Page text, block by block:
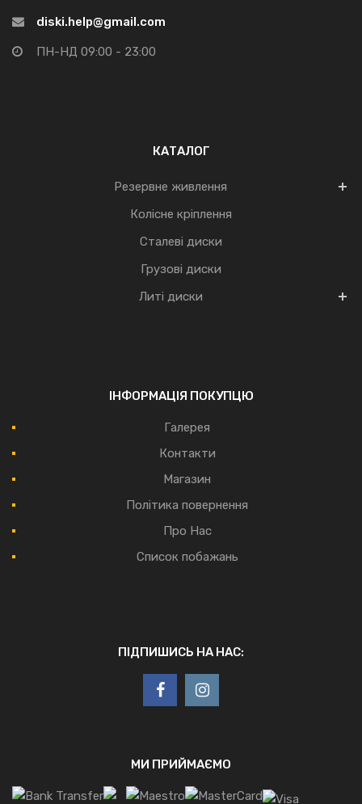
diski.help@gmail.com
ПН-НД 09:00 - 23:00
КАТАЛОГ
Резервне живлення
Колісне кріплення
Сталеві диски
Грузові диски
Литі диски
ІНФОРМАЦІЯ ПОКУПЦЮ
Галерея
Контакти
Магазин
Політика повернення
Про Нас
Список побажань
ПІДПИШИСЬ НА НАС:
МИ ПРИЙМАЄМО